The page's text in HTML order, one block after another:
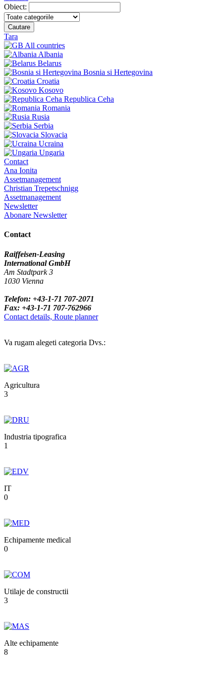
Obiect:
Cautare
Tara
All countries
Albania
Belarus
Bosnia si Hertegovina
Croatia
Kosovo
Republica Ceha
Romania
Rusia
Serbia
Slovacia
Ucraina
Ungaria
Contact
Ana Ionita
Assetmanagement
Christian Trepetschnigg
Assetmanagement
Newsletter
Abonare Newsletter
Contact
Raiffeisen-Leasing
International GmbH
Am Stadtpark 3
1030 Vienna
Telefon: +43-1-71 707-2071
Fax: +43-1-71 707-762966
Contact details, Route planner
Va rugam alegeti categoria Dvs.:
Agricultura
3
Industria tipografica
1
IT
0
Echipamente medical
0
Utilaje de constructii
3
Alte echipamente
8